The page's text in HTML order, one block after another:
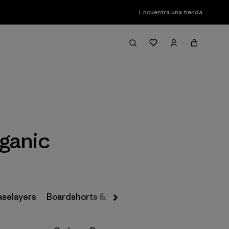
Encuentra una tienda
Filter & Sort
Boardshorts & Rashguards